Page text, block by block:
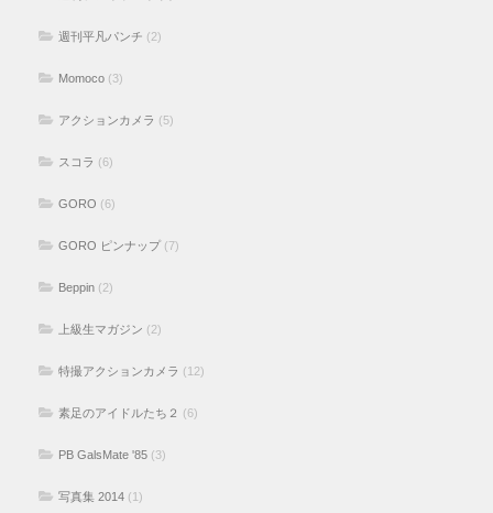
週刊平凡パンチ (2)
Momoco (3)
アクションカメラ (5)
スコラ (6)
GORO (6)
GORO ピンナップ (7)
Beppin (2)
上級生マガジン (2)
特撮アクションカメラ (12)
素足のアイドルたち２ (6)
PB GalsMate '85 (3)
写真集 2014 (1)